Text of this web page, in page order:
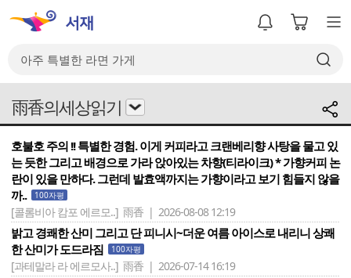
雨香의세상읽기
호불호 주의 !! 특별한 경험. 이게 커피라고 크랜베리향 사탕을 물고 있
는 듯한 그리고 배경으로 가라 앉아있는 차향(티라이크) * 가향커피 논
란이 있을 만하다. 그런데 발효액까지는 가향이라고 보기 힘들지 않을
까..
100자평
[콜롬비아 캄포 에르모..] 雨香 | 2026-08-08 12:19
밝고 경쾌한 산미 그리고 단 피니시~더운 여름 아이스로 내리니 상쾌
한 산미가 도드라짐
100자평
[과테말라 라 에르모사..] 雨香 | 2026-07-14 16:19